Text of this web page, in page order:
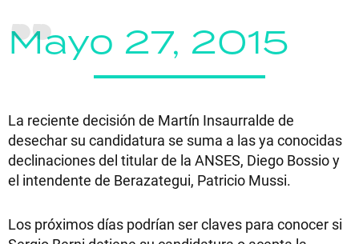
Mayo 27, 2015
La reciente decisión de Martín Insaurralde de
desechar su candidatura se suma a las ya conocidas
declinaciones del titular de la ANSES, Diego Bossio y
el intendente de Berazategui, Patricio Mussi.
Los próximos días podrían ser claves para conocer si